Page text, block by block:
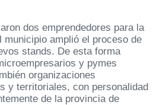
dos emprendedores para la
municipio amplió el proceso de
stands. De esta forma
y pymes
organizaciones
y territoriales, con personalidad
de la provincia de